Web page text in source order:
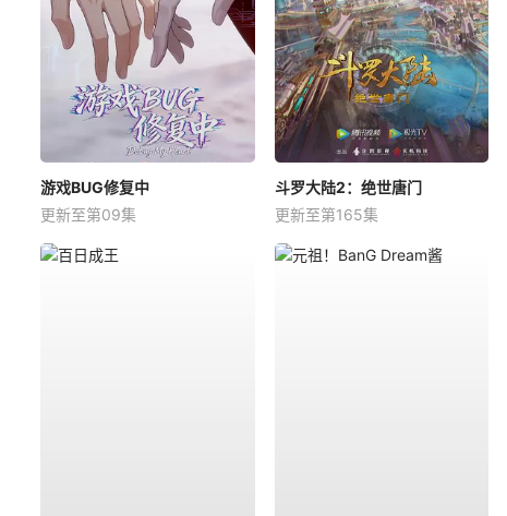
游戏BUG修复中
更新至第09集
斗罗大陆2：绝世唐门
更新至第165集